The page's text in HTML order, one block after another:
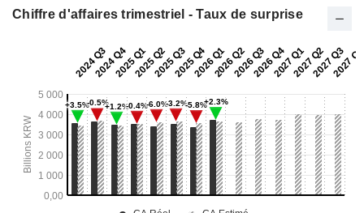
Chiffre d'affaires trimestriel - Taux de surprise